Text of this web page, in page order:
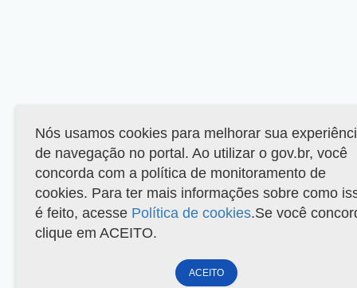
Nós usamos cookies para melhorar sua
de navegação no portal. Ao utilizar o gov.br, você
concorda com a política de monitoramento de
cookies. Para ter mais informações sobre como
é feito, acesse Política de cookies.Se você
clique em ACEITO.
ACEITO